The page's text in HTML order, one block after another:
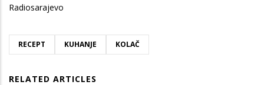
Radiosarajevo
RECEPT KUHANJE KOLAČ
RELATED ARTICLES